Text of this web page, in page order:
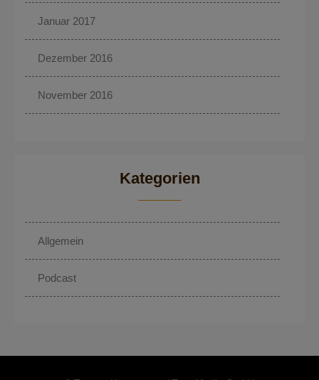
Januar 2017
Dezember 2016
November 2016
Kategorien
Allgemein
Podcast